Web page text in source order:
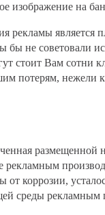
изображение на
рекламы является
не советовали
стоит Вам сотни
потерям, нежели
размещенной
рекламным
коррозии,
среды рекламным